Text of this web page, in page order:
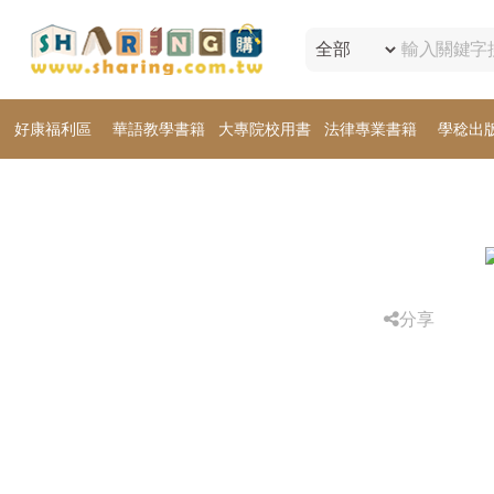
好康福利區 華語教學書籍 大專院校用書 法律專業書籍 學稔出
分享